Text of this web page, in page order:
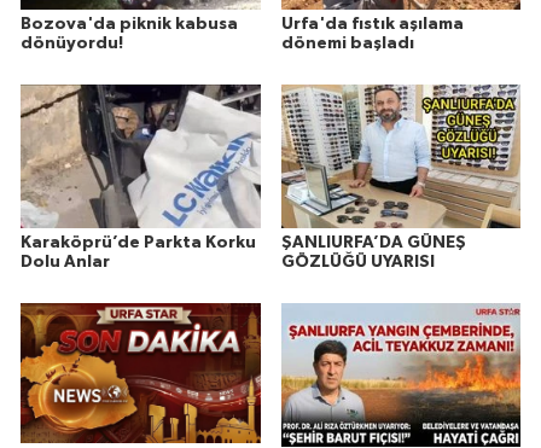
Bozova'da piknik kabusa
dönüyordu!
Urfa'da fıstık aşılama
dönemi başladı
Karaköprü’de Parkta Korku
Dolu Anlar
ŞANLIURFA’DA GÜNEŞ
GÖZLÜĞÜ UYARISI